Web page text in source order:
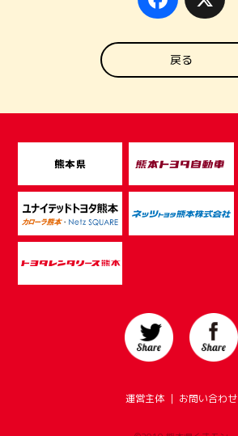
戻る
運営主体 ｜ お問い合わせ